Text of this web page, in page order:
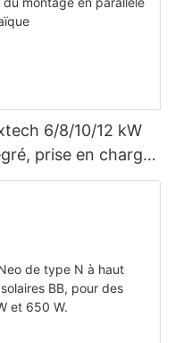
6/8/10/12 kW
prise en charge
unités pour